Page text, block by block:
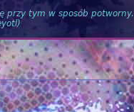
przy tym w sposób potworny.